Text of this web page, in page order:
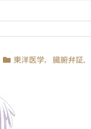
東洋医学, 臓腑弁証,